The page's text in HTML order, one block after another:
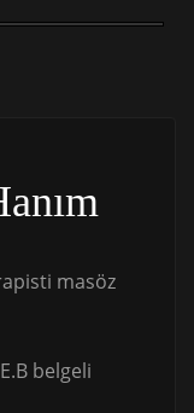
masöz
belgeli